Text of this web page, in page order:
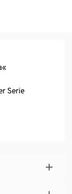
Serie